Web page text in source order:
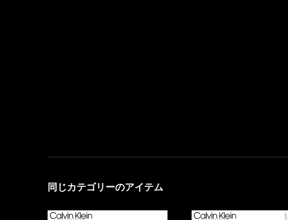
同じカテゴリーのアイテム